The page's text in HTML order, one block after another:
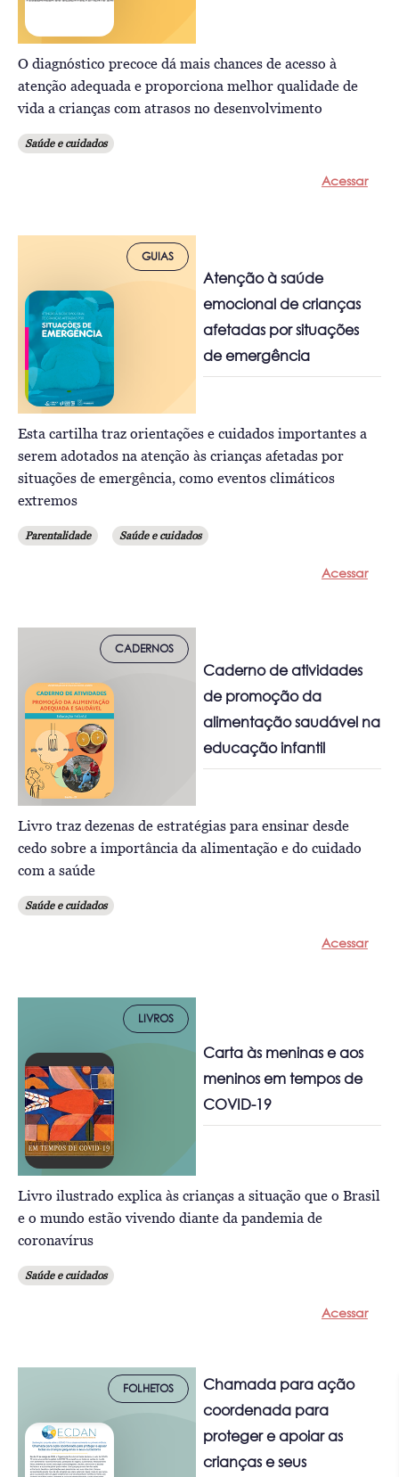
O diagnóstico precoce dá mais chances de acesso à
atenção adequada e proporciona melhor qualidade de
vida a crianças com atrasos no desenvolvimento
Saúde e cuidados
Acessar
GUIAS
Atenção à saúde
emocional de crianças
afetadas por situações
de emergência
Esta cartilha traz orientações e cuidados importantes a
serem adotados na atenção às crianças afetadas por
situações de emergência, como eventos climáticos
extremos
Parentalidade Saúde e cuidados
Acessar
CADERNOS
Caderno de atividades
de promoção da
alimentação saudável na
educação infantil
Livro traz dezenas de estratégias para ensinar desde
cedo sobre a importância da alimentação e do cuidado
com a saúde
Saúde e cuidados
Acessar
LIVROS
Carta às meninas e aos
meninos em tempos de
COVID-19
Livro ilustrado explica às crianças a situação que o Brasil
e o mundo estão vivendo diante da pandemia de
coronavírus
Saúde e cuidados
Acessar
FOLHETOS
Chamada para ação
coordenada para
proteger e apoiar as
crianças e seus